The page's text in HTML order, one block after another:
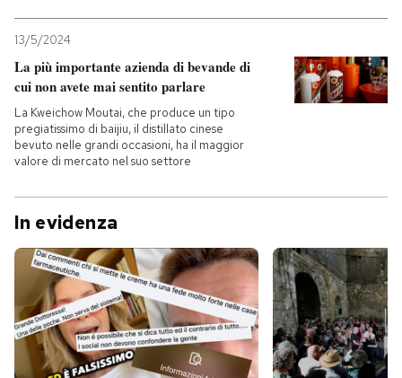
13/5/2024
La più importante azienda di bevande di
cui non avete mai sentito parlare
La Kweichow Moutai, che produce un tipo
pregiatissimo di baijiu, il distillato cinese
bevuto nelle grandi occasioni, ha il maggior
valore di mercato nel suo settore
In evidenza